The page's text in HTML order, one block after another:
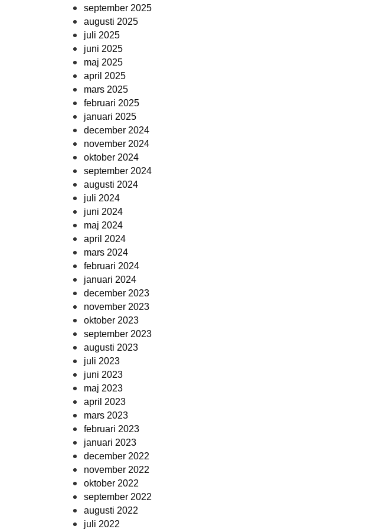
september 2025
augusti 2025
juli 2025
juni 2025
maj 2025
april 2025
mars 2025
februari 2025
januari 2025
december 2024
november 2024
oktober 2024
september 2024
augusti 2024
juli 2024
juni 2024
maj 2024
april 2024
mars 2024
februari 2024
januari 2024
december 2023
november 2023
oktober 2023
september 2023
augusti 2023
juli 2023
juni 2023
maj 2023
april 2023
mars 2023
februari 2023
januari 2023
december 2022
november 2022
oktober 2022
september 2022
augusti 2022
juli 2022